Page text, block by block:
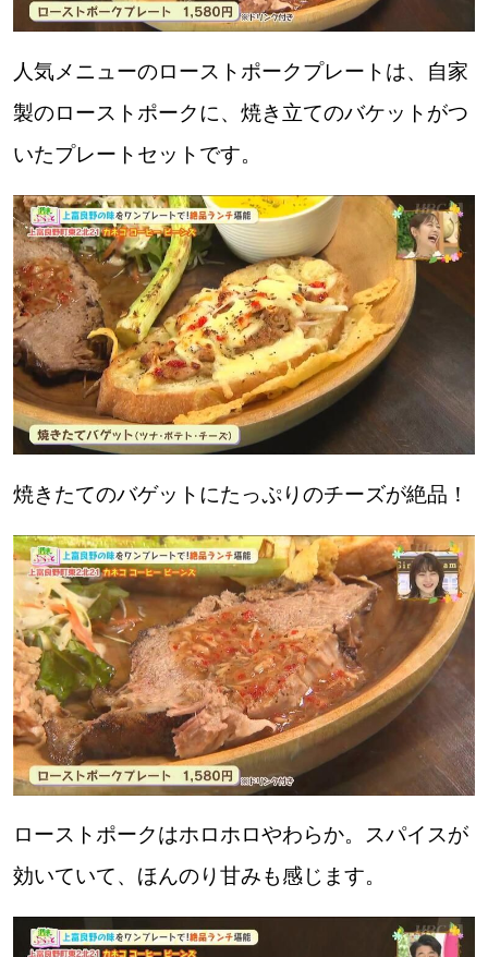
人気メニューのローストポークプレートは、自家
製のローストポークに、焼き立てのバケットがつ
いたプレートセットです。
焼きたてのバゲットにたっぷりのチーズが絶品！
ローストポークはホロホロやわらか。スパイスが
効いていて、ほんのり甘みも感じます。